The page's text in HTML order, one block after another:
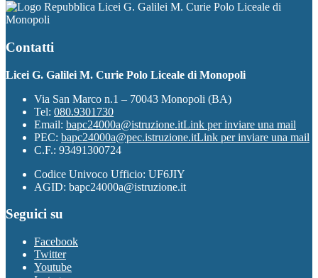
Licei G. Galilei M. Curie Polo Liceale di
Monopoli
Contatti
Licei G. Galilei M. Curie Polo Liceale di Monopoli
Via San Marco n.1 – 70043 Monopoli (BA)
Tel: 080.9301730
Email: bapc24000a@istruzione.itLink per inviare una mail
PEC: bapc24000a@pec.istruzione.itLink per inviare una mail
C.F.: 93491300724
Codice Univoco Ufficio: UF6JIY
AGID: bapc24000a@istruzione.it
Seguici su
Facebook
Twitter
Youtube